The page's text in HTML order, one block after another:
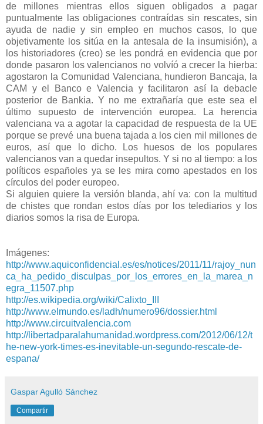
de millones mientras ellos siguen obligados a pagar
puntualmente las obligaciones contraídas sin rescates, sin
ayuda de nadie y sin empleo en muchos casos, lo que
objetivamente los sitúa en la antesala de la insumisión), a
los historiadores (creo) se les pondrá en evidencia que por
donde pasaron los valencianos no volvíó a crecer la hierba:
agostaron la Comunidad Valenciana, hundieron Bancaja, la
CAM y el Banco e Valencia y facilitaron así la debacle
posterior de Bankia. Y no me extrañaría que este sea el
último supuesto de intervención europea. La herencia
valenciana va a agotar la capacidad de respuesta de la UE
porque se prevé una buena tajada a los cien mil millones de
euros, así que lo dicho. Los huesos de los populares
valencianos van a quedar insepultos. Y si no al tiempo: a los
políticos españoles ya se les mira como apestados en los
círculos del poder europeo.
Si alguien quiere la versión blanda, ahí va: con la multitud
de chistes que rondan estos días por los telediarios y los
diarios somos la risa de Europa.
Imágenes:
http://www.aquiconfidencial.es/es/notices/2011/11/rajoy_nun
ca_ha_pedido_disculpas_por_los_errores_en_la_marea_n
egra_11507.php
http://es.wikipedia.org/wiki/Calixto_III
http://www.elmundo.es/ladh/numero96/dossier.html
http://www.circuitvalencia.com
http://libertadparalahumanidad.wordpress.com/2012/06/12/t
he-new-york-times-es-inevitable-un-segundo-rescate-de-
espana/
Gaspar Agulló Sánchez
Compartir